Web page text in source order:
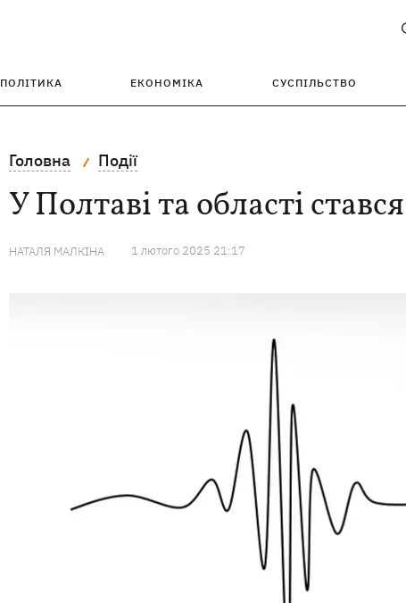
ПОЛІТИКА ЕКОНОМІКА СУСПІЛЬСТВО
Головна Події
У Полтаві та області
НАТАЛЯ МАЛКІНА 1 лютого 2025 21:17